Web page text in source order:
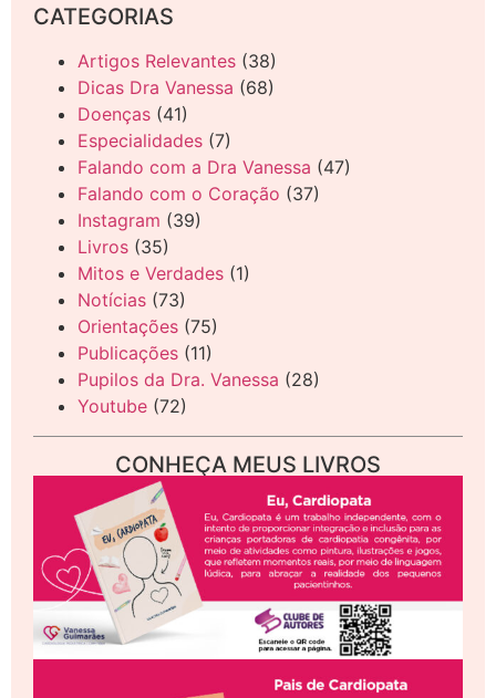
CATEGORIAS
Artigos Relevantes (38)
Dicas Dra Vanessa (68)
Doenças (41)
Especialidades (7)
Falando com a Dra Vanessa (47)
Falando com o Coração (37)
Instagram (39)
Livros (35)
Mitos e Verdades (1)
Notícias (73)
Orientações (75)
Publicações (11)
Pupilos da Dra. Vanessa (28)
Youtube (72)
CONHEÇA MEUS LIVROS